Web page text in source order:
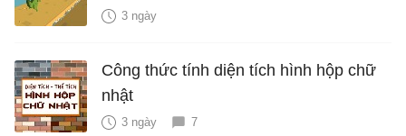
3 ngày
Công thức tính diện tích hình hộp chữ
nhật
3 ngày 7